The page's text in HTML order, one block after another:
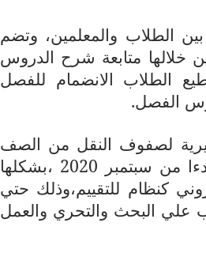
الطلاب والمعلمين، وتضم
خلالها متابعة شرح الدروس
الطلاب الانضمام للفصل
الفصل.
لصفوف النقل من الصف
الثالث الابتدائي وحتي الثاني الاعدادي للتيرم الثاني ، و نهائيا بدءا من سبتمبر 2020 ،بشكلها
كنظام للتقييم،وذلك حتي
علي البحث والتحري والعمل